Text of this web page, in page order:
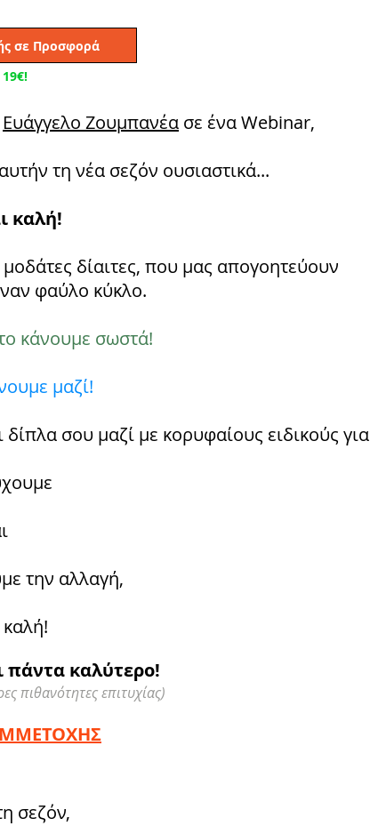
σε Προσφορά
Ευάγγελο Ζουμπανέα σε ένα Webinar,
τη νέα σεζόν ουσιαστικά...
καλή!
δίαιτες, που μας απογοητεύουν
φαύλο κύκλο.
κάνουμε σωστά!
μαζί!
σου μαζί με κορυφαίους ειδικούς για
την αλλαγή,
καλή!
πάντα καλύτερο!
πιθανότητες επιτυχίας)
σεζόν,